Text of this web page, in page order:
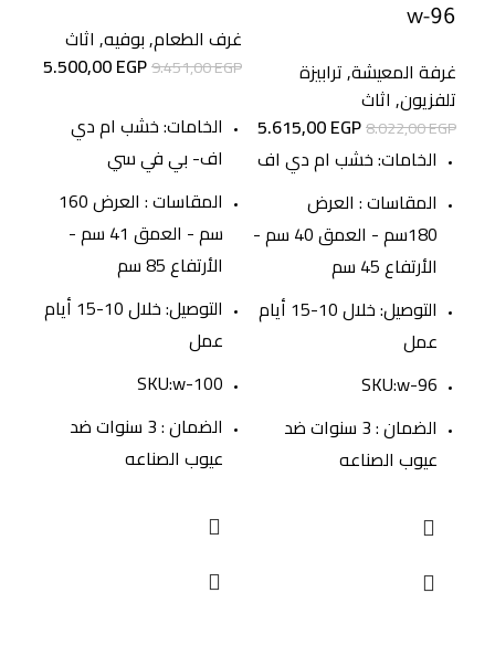
w-96
غرفة المعيشة,ترابيزة
تلفزيون, اثاث
8.022,00EGP
5.615,00EGP
الخامات: خشب ام دي اف
المقاسات : العرض
180سم - العمق 40 سم -
الأرتفاع 45 سم
التوصيل: خلال 10-15 أيام
عمل
SKU:w-96
الضمان : 3 سنوات ضد
عيوب الصناعه
غرف الطعام,بوفيه, اثاث
9.451,00EGP
5.500,00EGP
الخامات: خشب ام دي
اف- بي في سي
المقاسات : العرض 160
سم - العمق 41 سم -
الأرتفاع 85 سم
التوصيل: خلال 10-15 أيام
عمل
SKU:w-100
الضمان : 3 سنوات ضد
عيوب الصناعه